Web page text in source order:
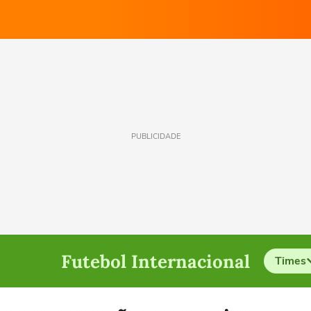
PUBLICIDADE
Futebol Internacional Times